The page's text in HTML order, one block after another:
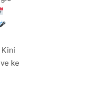
Kini
ke